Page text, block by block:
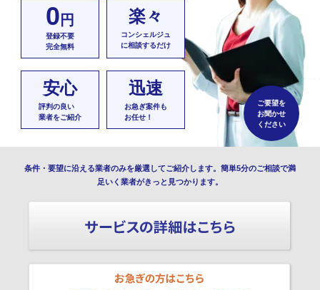
0 円
登録不要
完全無料
楽々
コンシェルジュ
に相談するだけ
安心
評判の良い
業者をご紹介
迅速
お急ぎ案件も
お任せ！
ご要望を
お聞かせ
ください
条件・要望に沿える業者のみを厳選してご紹介します。簡単5分のご相談で満
足いく業者がきっと見つかります。